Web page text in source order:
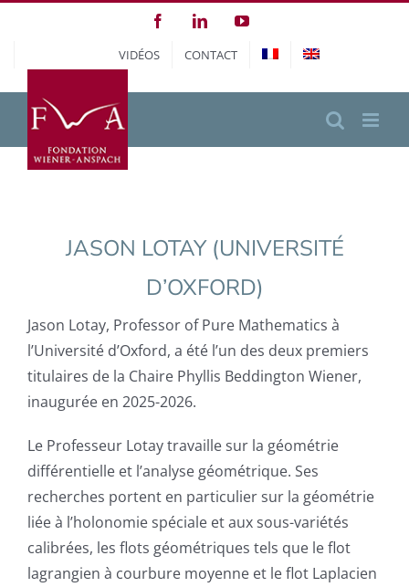
FacebookLinkedInYouTube
VIDÉOS CONTACT
JASON LOTAY (UNIVERSITÉ
D’OXFORD)
Jason Lotay, Professor of Pure Mathematics à
l’Université d’Oxford, a été l’un des deux premiers
titulaires de la Chaire Phyllis Beddington Wiener,
inaugurée en 2025-2026.
Le Professeur Lotay travaille sur la géométrie
différentielle et l’analyse géométrique. Ses
recherches portent en particulier sur la géométrie
liée à l’holonomie spéciale et aux sous-variétés
calibrées, les flots géométriques tels que le flot
lagrangien à courbure moyenne et le flot Laplacien